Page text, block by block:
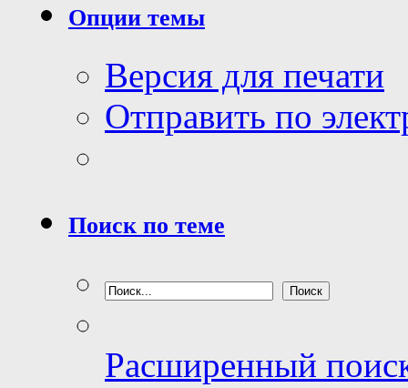
Опции темы
Версия для печати
Отправить по
Поиск по теме
Расширенный